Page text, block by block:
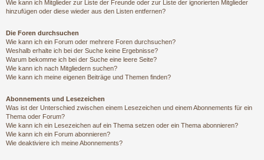
Wie kann ich Mitglieder zur Liste der Freunde oder zur Liste der ignorierten Mitglieder
hinzufügen oder diese wieder aus den Listen entfernen?
Die Foren durchsuchen
Wie kann ich ein Forum oder mehrere Foren durchsuchen?
Weshalb erhalte ich bei der Suche keine Ergebnisse?
Warum bekomme ich bei der Suche eine leere Seite?
Wie kann ich nach Mitgliedern suchen?
Wie kann ich meine eigenen Beiträge und Themen finden?
Abonnements und Lesezeichen
Was ist der Unterschied zwischen einem Lesezeichen und einem Abonnements für ein
Thema oder Forum?
Wie kann ich ein Lesezeichen auf ein Thema setzen oder ein Thema abonnieren?
Wie kann ich ein Forum abonnieren?
Wie deaktiviere ich meine Abonnements?